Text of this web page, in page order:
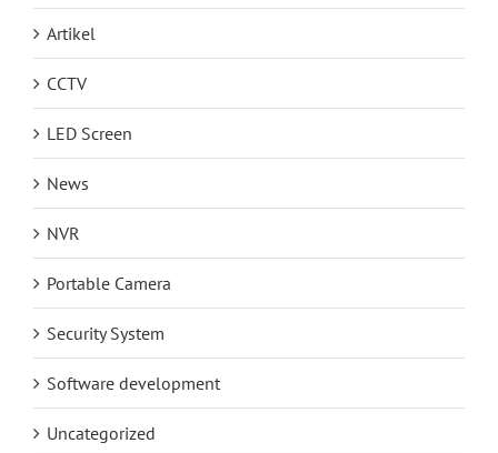
Artikel
CCTV
LED Screen
News
NVR
Portable Camera
Security System
Software development
Uncategorized